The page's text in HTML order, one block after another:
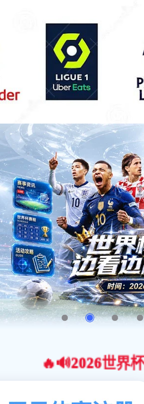
🔥🔊2026世界杯官网